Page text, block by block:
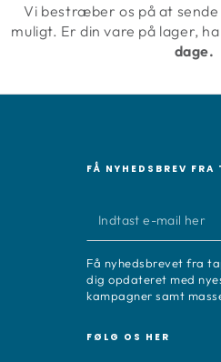
Vi bestræber os på at
muligt. Er din vare på lager,
dage.
FÅ NYHEDSBREV FRA
Indtast
e-
mail
her
Få nyhedsbrevet fra
dig opdateret med
kampagner samt
FØLG OS HER